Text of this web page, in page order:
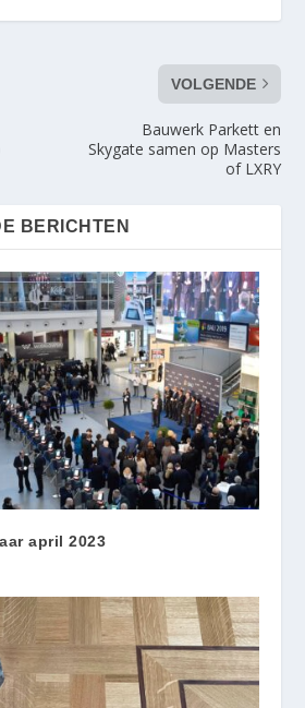
VOLGENDE
Bauwerk Parkett en
Skygate samen op Masters
of LXRY
BERICHTEN
april 2023